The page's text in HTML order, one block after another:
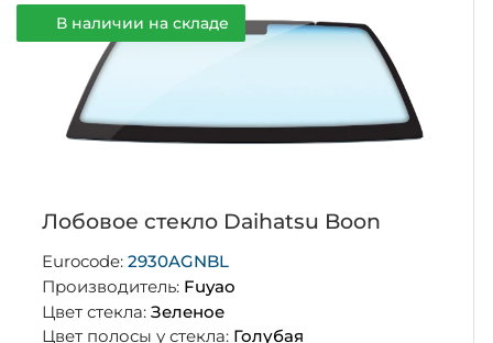
В наличии на складе
Лобовое стекло Daihatsu Boon
Eurocode: 2930AGNBL
Производитель: Fuyao
Цвет стекла: Зеленое
Цвет полосы у стекла: Голубая